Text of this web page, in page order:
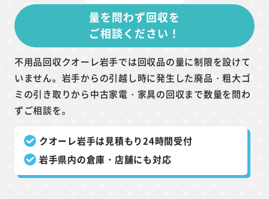
量を問わず回収を
ご相談ください！
不用品回収クオーレ岩手では回収品の量に制限を設けて
いません。岩手からの引越し時に発生した廃品・粗大ゴ
ミの引き取りから中古家電・家具の回収まで数量を問わ
ずご相談を。
クオーレ岩手は見積もり24時間受付
岩手県内の倉庫・店舗にも対応